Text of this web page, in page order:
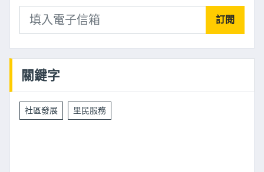
訂閱
關鍵字
社區發展 里民服務